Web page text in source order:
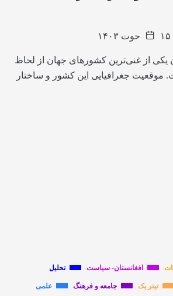
۱۵ حوت ۱۴۰۳
یکی از غنی‌ترین کشورهای جهان از لحاظ
موقعیت جغرافیایی این کشور و ساختار
افغانستان- سیاست تحلیل
تیتر یک جامعه و فرهنگ علمی